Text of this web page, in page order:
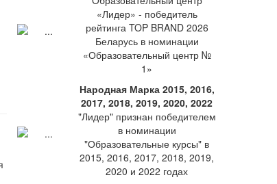
«Лидер» - победитель
рейтинга TOP BRAND 2026
Беларусь в номинации
«Образовательный центр №
1»
Народная Марка 2015, 2016,
2017, 2018, 2019, 2020, 2022
"Лидер" признан победителем
в номинации
"Образовательные курсы" в
2015, 2016, 2017, 2018, 2019,
2020 и 2022 годах